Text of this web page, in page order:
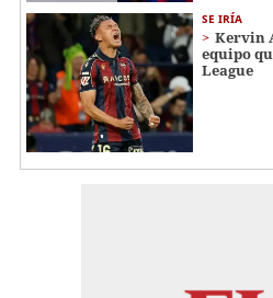
SE IRÍA
Kervin
equipo
League